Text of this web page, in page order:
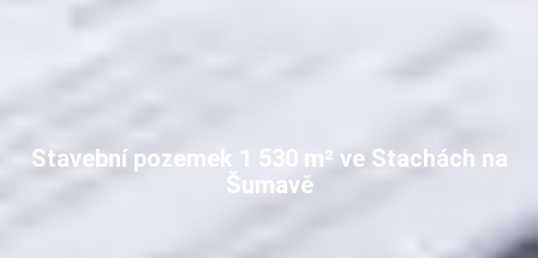
Stavební pozemek 1 530 m² ve Stachách na
Šumavě